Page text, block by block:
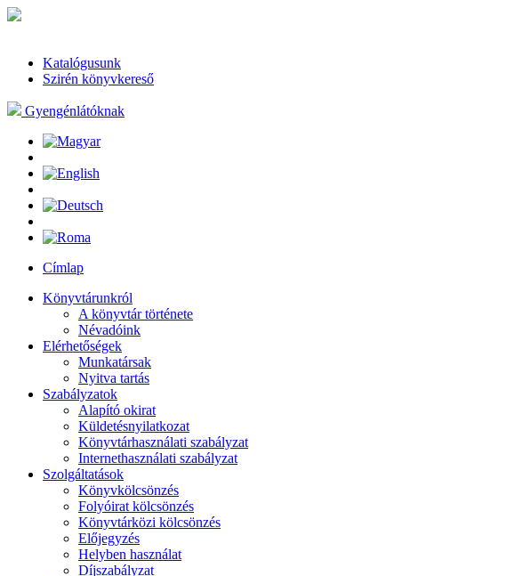
Katalógusunk
Szirén könyvkereső
Gyengénlátóknak
Címlap
Könyvtárunkról
A könyvtár története
Névadóink
Elérhetőségek
Munkatársak
Nyitva tartás
Szabályzatok
Alapító okirat
Küldetésnyilatkozat
Könyvtárhasználati szabályzat
Internethasználati szabályzat
Szolgáltatások
Könyvkölcsönzés
Folyóirat kölcsönzés
Könyvtárközi kölcsönzés
Előjegyzés
Helyben használat
Díjszabályzat